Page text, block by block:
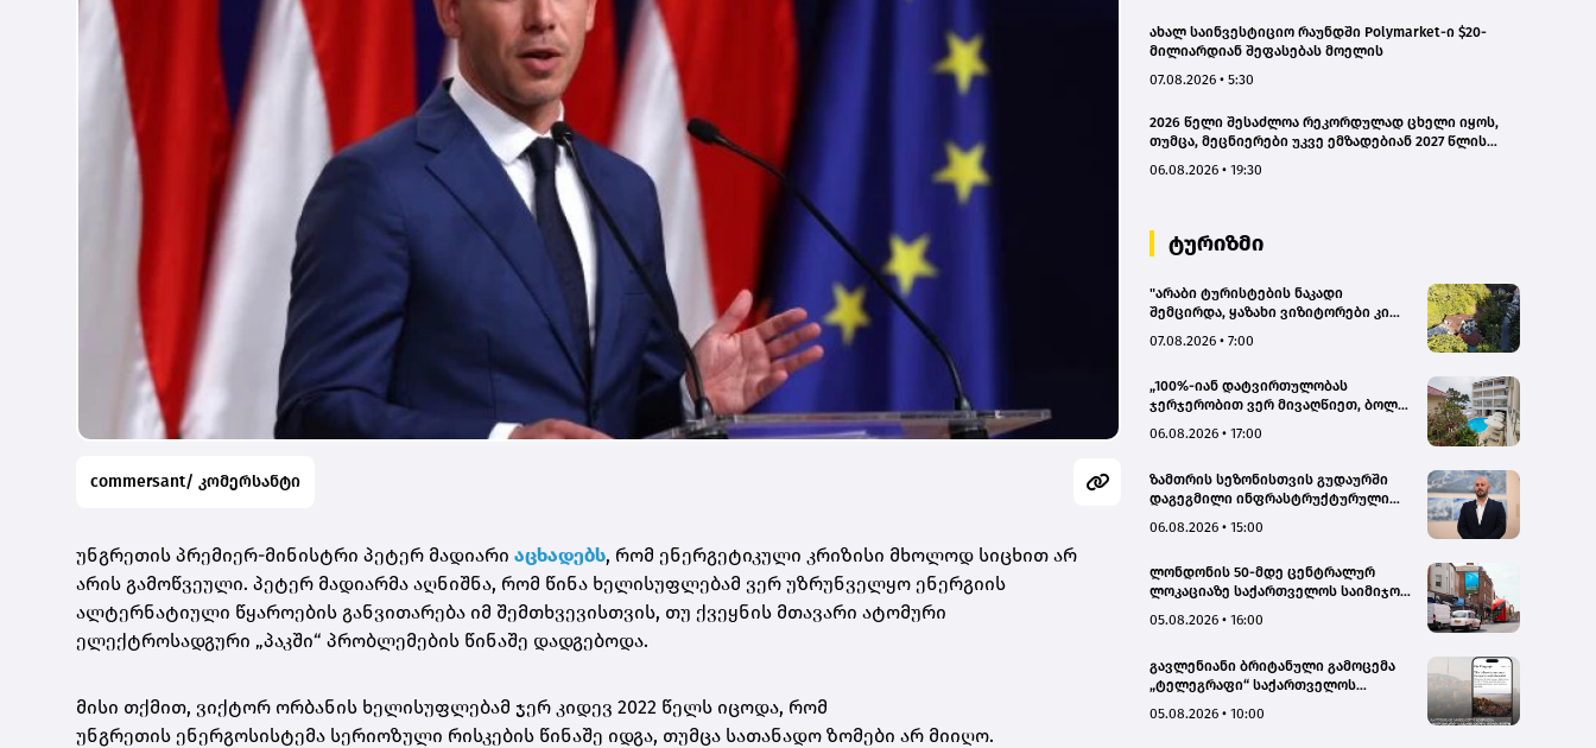
commersant/ კომერსანტი
უნგრეთის პრემიერ-მინისტრი პეტერ მადიარი აცხადებს, რომ ენერგეტიკული კრიზისი მხოლოდ სიცხით არ
არის გამოწვეული. პეტერ მადიარმა აღნიშნა, რომ წინა ხელისუფლებამ ვერ უზრუნველყო ენერგიის
ალტერნატიული წყაროების განვითარება იმ შემთხვევისთვის, თუ ქვეყნის მთავარი ატომური
ელექტროსადგური „პაკში“ პრობლემების წინაშე დადგებოდა.
მისი თქმით, ვიქტორ ორბანის ხელისუფლებამ ჯერ კიდევ 2022 წელს იცოდა, რომ
უნგრეთის ენერგოსისტემა სერიოზული რისკების წინაშე იდგა, თუმცა სათანადო ზომები არ მიიღო.
ახალ საინვესტიციო რაუნდში Polymarket-ი $20-
მილიარდიან შეფასებას მოელის
07.08.2026 • 5:30
2026 წელი შესაძლოა რეკორდულად ცხელი იყოს,
თუმცა, მეცნიერები უკვე ემზადებიან 2027 წლის
06.08.2026 • 19:30
ტურიზმი
"არაბი ტურისტების ნაკადი
შემცირდა, ყაზახი ვიზიტორები კი
Hotel
07.08.2026 • 7:00
„100%-იან დატვირთულობას
ჯერჯერობით ვერ მივაღწიეთ, ბოლო
გაუქმდა“ - Kobuleti Beach Club
06.08.2026 • 17:00
ზამთრის სეზონისთვის გუდაურში
დაგეგმილი ინფრასტრუქტურული
გუდაურის ტურისტული
დარსალია
06.08.2026 • 15:00
ლონდონის 50-მდე ცენტრალურ
ლოკაციაზე საქართველოს საიმიჯო
05.08.2026 • 16:00
გავლენიანი ბრიტანული გამოცემა
„ტელეგრაფი“ საქართველოს
სტატიების ციკლს აქვეყნებს
05.08.2026 • 10:00